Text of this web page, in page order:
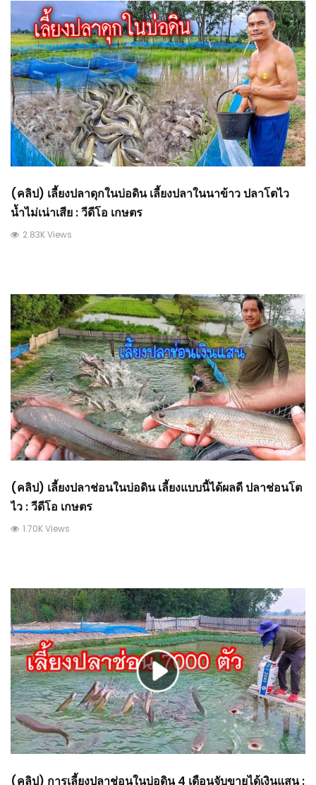
(คลิป) เลี้ยงปลาดุกในบ่อดิน เลี้ยงปลาในนาข้าว ปลาโตไว
น้ำไม่เน่าเสีย : วีดีโอ เกษตร
2.83K Views
(คลิป) เลี้ยงปลาช่อนในบ่อดิน เลี้ยงแบบนี้ได้ผลดี ปลาช่อนโต
ไว : วีดีโอ เกษตร
1.70K Views
(คลิป) การเลี้ยงปลาช่อนในบ่อดิน 4 เดือนจับขายได้เงินแสน :